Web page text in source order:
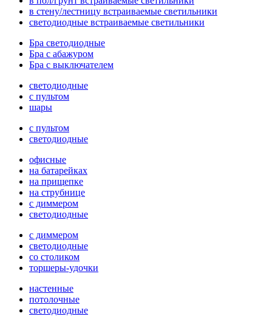
в стену/лестницу встраиваемые светильники
светодиодные встраиваемые светильники
Бра светодиодные
Бра с абажуром
Бра с выключателем
светодиодные
с пультом
шары
с пультом
светодиодные
офисные
на батарейках
на прищепке
на струбнице
с диммером
светодиодные
с диммером
светодиодные
со столиком
торшеры-удочки
настенные
потолочные
светодиодные